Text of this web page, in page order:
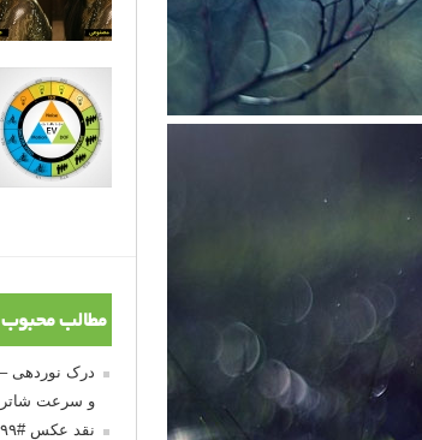
مطالب محبوب
و سرعت شاتر
نقد عکس #۹۹